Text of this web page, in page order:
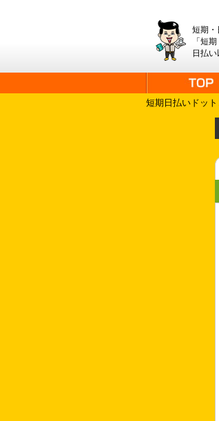
短期・
「短
日払
短期日払いドット